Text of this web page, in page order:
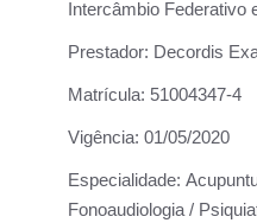
Intercâmbio Federativo
Prestador: Decordis
Matrícula: 51004347-4
Vigência: 01/05/2020
Especialidade:
Fonoaudiologia /